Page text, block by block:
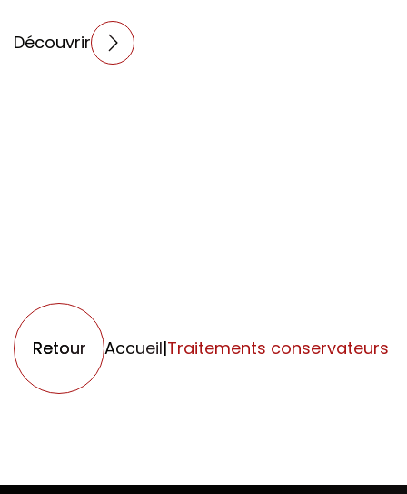
Découvrir
Retour Accueil|Traitements conservateurs